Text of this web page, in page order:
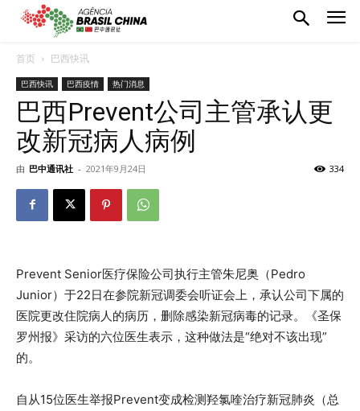
首页 巴西快讯
巴西快讯 巴西疫情 热门消息
巴西Prevent公司主管承认更
改新冠病人病例
由 巴中通讯社 - 2021年9月24日 334
Prevent Senior医疗保险公司执行主管朱尼奥（Pedro
Junior）于22日在参院新冠调委会听证会上，承认公司下属的
医院更改住院病人的病历，删除感染新冠病毒的记录。《圣保
罗州报》采访的六位医生表示，这种做法是“绝对不该出现”
的。
自从15位医生举报Prevent变成检测羟氯喹治疗新冠肺炎（总